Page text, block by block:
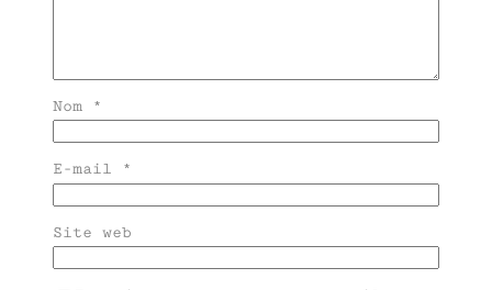
Nom *
E-mail *
Site web